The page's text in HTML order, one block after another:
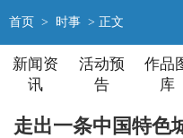
首页 > 时事 > 正文
新闻资
讯
活动预
告
作品
库
走出一条中国特色